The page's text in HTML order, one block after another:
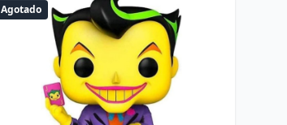
Agotado